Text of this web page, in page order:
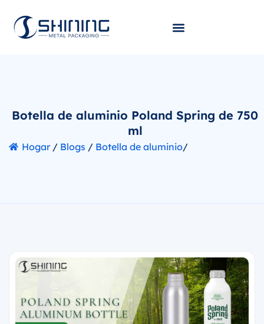
Botella de aluminio Poland Spring de 750
ml
Hogar/ Blogs / Botella de aluminio/